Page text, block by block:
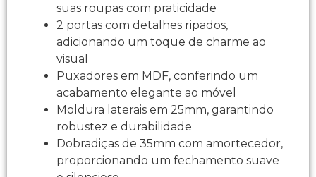
suas roupas com praticidade
2 portas com detalhes ripados,
adicionando um toque de charme ao
visual
Puxadores em MDF, conferindo um
acabamento elegante ao móvel
Moldura laterais em 25mm, garantindo
robustez e durabilidade
Dobradiças de 35mm com amortecedor,
proporcionando um fechamento suave